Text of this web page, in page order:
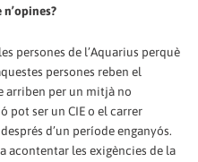
persones de l’Aquarius perquè
persones reben el
arriben per un mitjà no
pot ser un CIE o el carrer
d’un període enganyós.
acontentar les exigències de la